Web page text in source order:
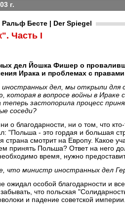
г.
Бесте | Der Spiegel
Часть I
дел Йошка Фишер о
Ирака и проблемах с
дел, мы открыли для
которая в вопросе войны в
застопорила процесс
соседи?
о благодарности, ни о том, что
"Польша - это гордая и большая
страна смотрит на Европу. Какое
принять Польша? Ответ на него
время, нужно
что министр иностранных дел
ожидал особой благодарности и
что польская
и падение советской